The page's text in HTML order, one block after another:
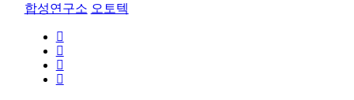
합성연구소 오토텍